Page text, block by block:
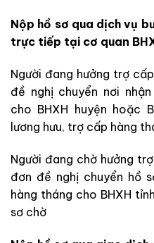
Nộp hồ sơ qua dịch vụ
trực tiếp tại cơ quan
Người đang hưởng trợ
đề nghị chuyển nơi
cho BHXH huyện hoặc
lương hưu, trợ cấp hàng
Người đang chờ hưởng
đơn đề nghị chuyển hồ
hàng tháng cho BHXH
sơ chờ